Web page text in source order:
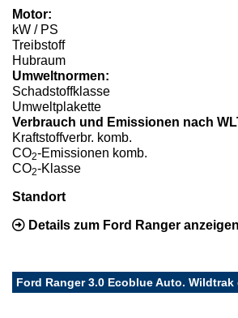
Motor:
kW / PS
Treibstoff
Hubraum
Umweltnormen:
Schadstoffklasse
Umweltplakette
Verbrauch und Emissionen nach
Kraftstoffverbr. komb.
CO2-Emissionen komb.
CO2-Klasse
Standort
Details zum Ford Ranger anzeigen
Ford Ranger 3.0 Ecoblue Auto. Wildtrak